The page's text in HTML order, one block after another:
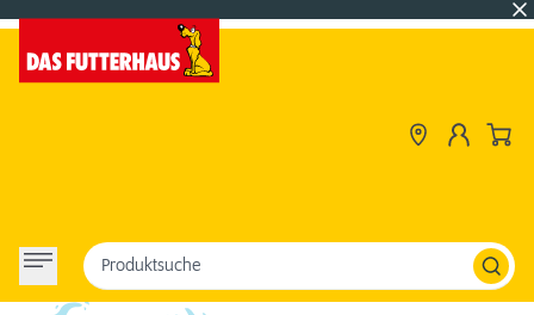
Produktsuche